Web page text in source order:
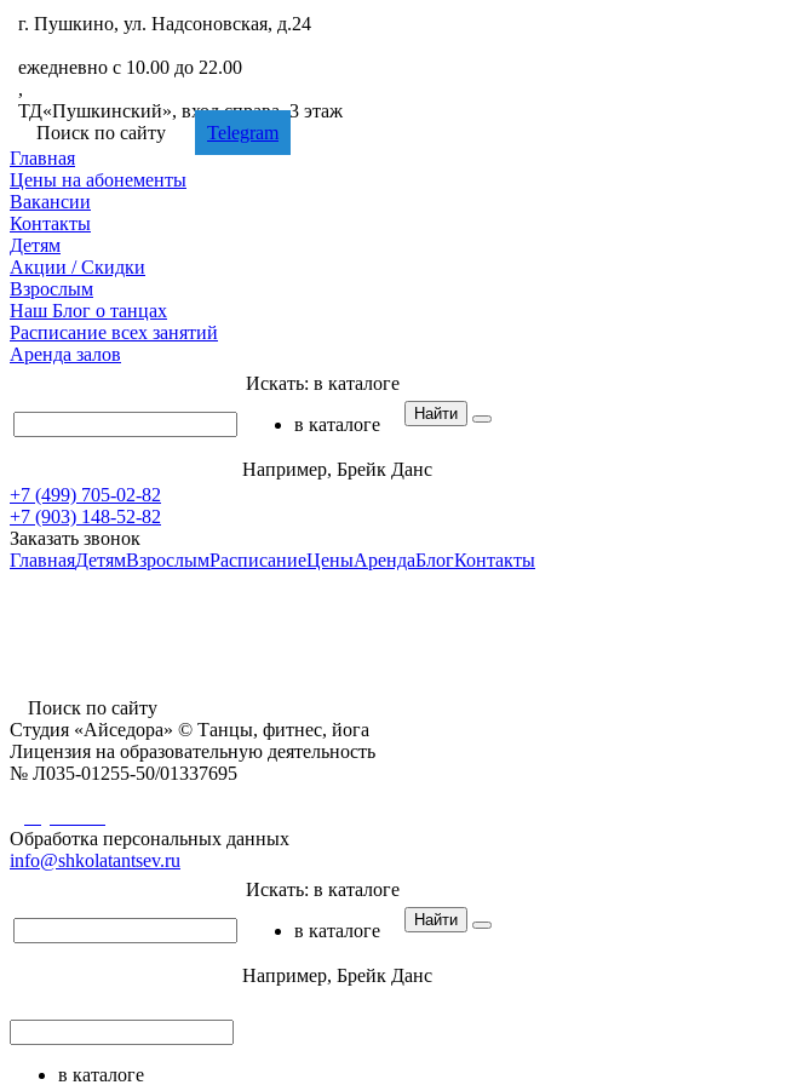
г. Пушкино, ул. Надсоновская, д.24
ежедневно с 10.00 до 22.00
,
ТД«Пушкинский», вход справа, 3 этаж
Поиск по сайту
Telegram
Главная
Цены на абонементы
Вакансии
Контакты
Детям
Акции / Скидки
Взрослым
Наш Блог о танцах
Расписание всех занятий
Аренда залов
Искать: в каталоге
в каталоге
Найти
Например, Брейк Данс
+7 (499) 705-02-82
+7 (903) 148-52-82
Заказать звонок
ГлавнаяДетямВзрослымРасписаниеЦеныАрендаБлогКонтакты
Поиск по сайту
Студия «Айседора» © Танцы, фитнес, йога
Лицензия на образовательную деятельность
№ Л035-01255-50/01337695
Обработка персональных данных
info@shkolatantsev.ru
Искать: в каталоге
в каталоге
Найти
Например, Брейк Данс
в каталоге